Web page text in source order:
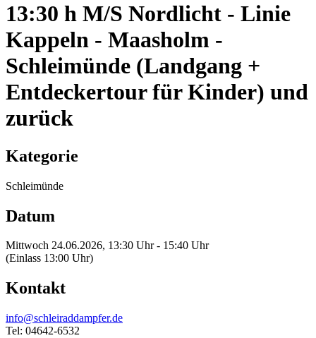
13:30 h M/S Nordlicht - Linie
Kappeln - Maasholm -
Schleimünde (Landgang +
Entdeckertour für Kinder) und
zurück
Kategorie
Schleimünde
Datum
Mittwoch 24.06.2026, 13:30 Uhr - 15:40 Uhr
(Einlass 13:00 Uhr)
Kontakt
info@schleiraddampfer.de
Tel: 04642-6532